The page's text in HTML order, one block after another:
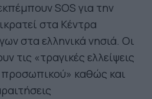
SOS για την
στα Κέντρα
στα ελληνικά νησιά. Οι
τις «τραγικές ελλείψεις
καθώς και